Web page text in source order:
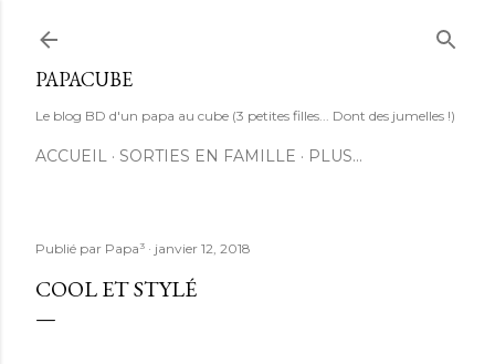
PAPACUBE
Le blog BD d'un papa au cube (3 petites filles... Dont des jumelles !)
ACCUEIL SORTIES EN FAMILLE PLUS…
Publié par Papa³ janvier 12, 2018
COOL ET STYLÉ